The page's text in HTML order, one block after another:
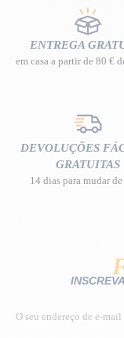
ENTREGA
em casa a partir de 80 €
DEVOLUÇÕES
GRATUITAS
14 dias para mudar